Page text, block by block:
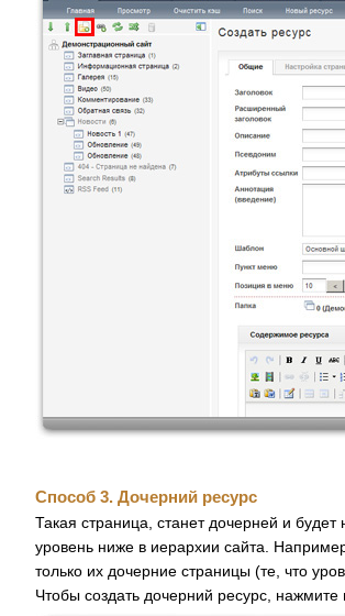
Способ 3. Дочерний ресурс
Такая страница, станет дочерней и
уровень ниже в иерархии сайта.
только их дочерние страницы (те, что
Чтобы создать дочерний ресурс, нажмите